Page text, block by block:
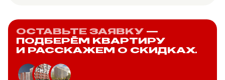
ОСТАВЬТЕ ЗАЯВКУ —
ПОДБЕРЁМ КВАРТИРУ
И РАССКАЖЕМ О СКИДКАХ.